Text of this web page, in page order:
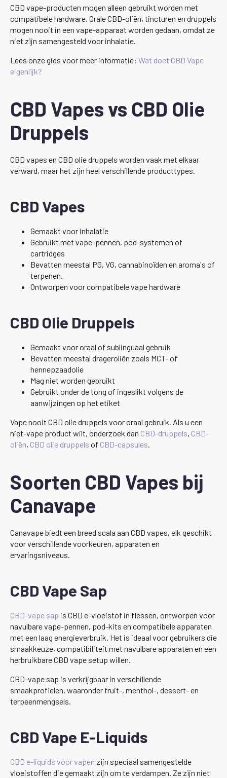
CBD vape-producten mogen alleen gebruikt worden met
compatibele hardware. Orale CBD-oliën, tincturen en druppels
mogen nooit in een vape-apparaat worden gedaan, omdat ze
niet zijn samengesteld voor inhalatie.
Lees onze gids voor meer informatie: Wat doet CBD Vape
eigenlijk?
CBD Vapes vs CBD Olie
Druppels
CBD vapes en CBD olie druppels worden vaak met elkaar
verward, maar het zijn heel verschillende producttypes.
CBD Vapes
Gemaakt voor inhalatie
Gebruikt met vape-pennen, pod-systemen of
cartridges
Bevatten meestal PG, VG, cannabinoïden en aroma's of
terpenen.
Ontworpen voor compatibele vape hardware
CBD Olie Druppels
Gemaakt voor oraal of sublinguaal gebruik
Bevatten meestal drageroliën zoals MCT- of
hennepzaadolie
Mag niet worden gebruikt
Gebruikt onder de tong of ingeslikt volgens de
aanwijzingen op het etiket
Vape nooit CBD olie druppels voor oraal gebruik. Als u een
niet-vape product wilt, onderzoek dan CBD-druppels, CBD-
oliën, CBD olie druppels of CBD-capsules.
Soorten CBD Vapes bij
Canavape
Canavape biedt een breed scala aan CBD vapes, elk geschikt
voor verschillende voorkeuren, apparaten en
ervaringsniveaus.
CBD Vape Sap
CBD-vape sap is CBD e-vloeistof in flessen, ontworpen voor
navulbare vape-pennen, pod-kits en compatibele apparaten
met een laag energieverbruik. Het is ideaal voor gebruikers die
smaakkeuze, compatibiliteit met navulbare apparaten en een
herbruikbare CBD vape setup willen.
CBD-vape sap is verkrijgbaar in verschillende
smaakprofielen, waaronder fruit-, menthol-, dessert- en
terpeenmengsels.
CBD Vape E-Liquids
CBD e-liquids voor vapen zijn speciaal samengestelde
vloeistoffen die gemaakt zijn om te verdampen. Ze zijn niet